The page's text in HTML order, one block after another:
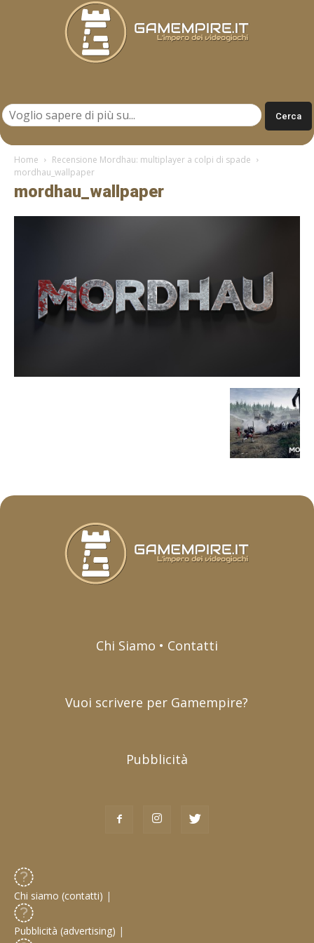
Home
Recensione Mordhau: multiplayer a colpi di spade
mordhau_wallpaper
mordhau_wallpaper
Chi Siamo • Contatti
Vuoi scrivere per Gamempire?
Pubblicità
Chi siamo (contatti) |
Pubblicità (advertising) |